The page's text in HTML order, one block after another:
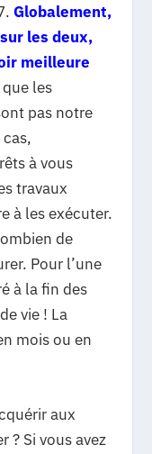
Globalement,
les deux,
meilleure
les
pas notre
à vous
travaux
à les exécuter.
de
Pour l’une
à la fin des
vie ! La
mois ou en
aux
? Si vous avez